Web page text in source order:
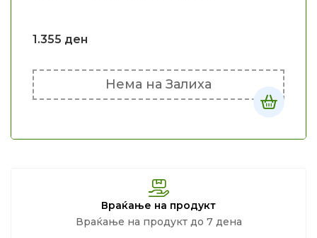
1.355 ден
Нема на Залиха
Враќање на продукт
Враќање на продукт до 7 дена